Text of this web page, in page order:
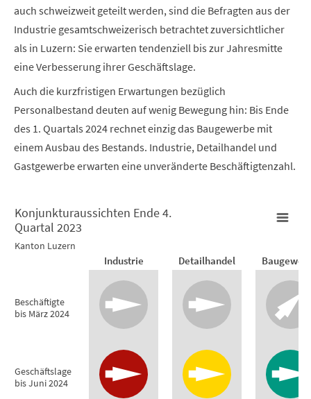
auch schweizweit geteilt werden, sind die Befragten aus der
Industrie gesamtschweizerisch betrachtet zuversichtlicher
als in Luzern: Sie erwarten tendenziell bis zur Jahresmitte
eine Verbesserung ihrer Geschäftslage.
Auch die kurzfristigen Erwartungen bezüglich
Personalbestand deuten auf wenig Bewegung hin: Bis Ende
des 1. Quartals 2024 rechnet einzig das Baugewerbe mit
einem Ausbau des Bestands. Industrie, Detailhandel und
Gastgewerbe erwarten eine unveränderte Beschäftigtenzahl.
Konjunkturaussichten Ende 4. Quartal 2023
View as data table, Konjunkturaussichten Ende 4. Quartal
Beschäftigte
bis März 2024
Geschäftslage
bis Juni 2024
Industrie Detailhandel
Konjunkturaussichten Ende 4.
Quartal 2023
Kanton Luzern